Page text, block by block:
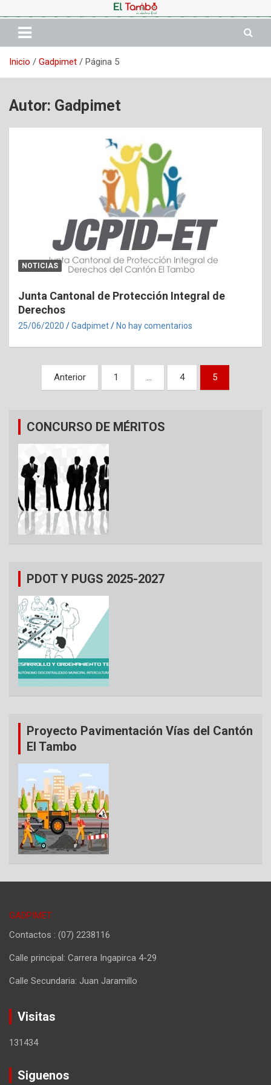
al
contenido
Inicio Gadpimet Página 5
Autor: Gadpimet
NOTICIAS
Junta Cantonal de Protección Integral de
Derechos
25/06/2020 Gadpimet No hay comentarios
Navegación
Anterior 1 … 4 5
CONCURSO DE MÉRITOS
PDOT Y PUGS 2025-2027
Proyecto Pavimentación Vías del Cantón
El Tambo
GADPIMET
Contactos : (07) 2238116
Calle principal: Carrera Ingapirca 4-29
Calle Secundaria: Juan Jaramillo
Visitas
131434
Siguenos